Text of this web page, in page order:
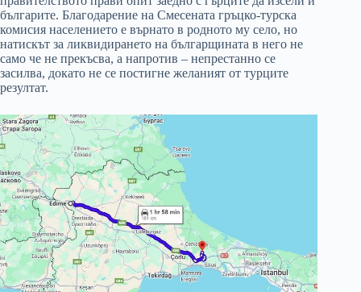
българите. Благодарение на Смесената гръцко-турска
комисия населението е върнато в родното му село, но
натискът за ликвидирането на българщината в него не
само че не прекъсва, а напротив – непрестанно се
засилва, докато не се постигне желаният от турците
резултат.